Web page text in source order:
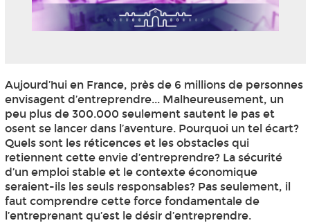
Aujourd’hui en France, près de 6 millions de personnes
envisagent d’entreprendre... Malheureusement, un
peu plus de 300.000 seulement sautent le pas et
osent se lancer dans l’aventure. Pourquoi un tel écart?
Quels sont les réticences et les obstacles qui
retiennent cette envie d’entreprendre? La sécurité
d’un emploi stable et le contexte économique
seraient-ils les seuls responsables? Pas seulement, il
faut comprendre cette force fondamentale de
l’entreprenant qu’est le désir d’entreprendre.